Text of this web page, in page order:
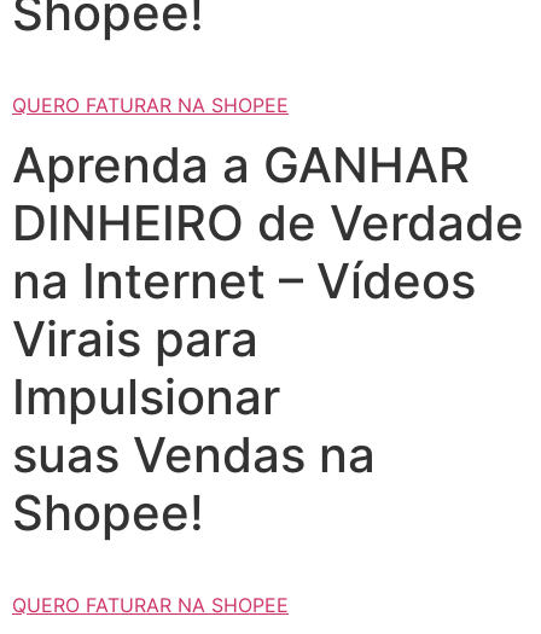
Shopee!
QUERO FATURAR NA SHOPEE
Aprenda a GANHAR
DINHEIRO de Verdade
na Internet – Vídeos
Virais para
Impulsionar
suas Vendas na
Shopee!
QUERO FATURAR NA SHOPEE